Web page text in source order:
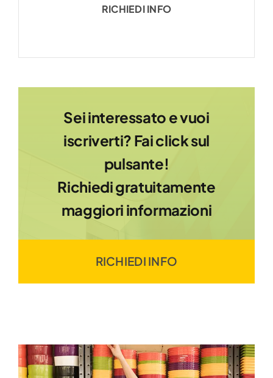
RICHIEDI INFO
Sei interessato e vuoi
iscriverti? Fai click sul
pulsante!
Richiedi gratuitamente
maggiori informazioni
RICHIEDI INFO